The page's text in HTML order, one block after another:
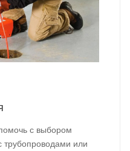
с выбором
трубопроводами или